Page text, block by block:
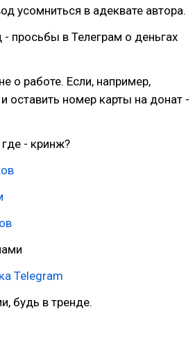
усомниться в адеквате автора.
просьбы в Телеграм о деньгах
о работе. Если, например,
оставить номер карты на донат -
где - кринж?
Telegram
будь в тренде.